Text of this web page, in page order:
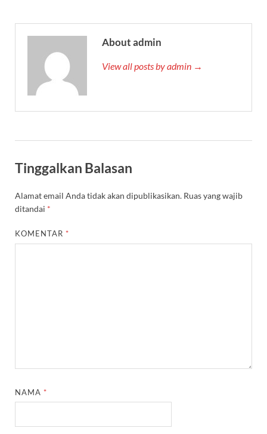
About admin
View all posts by admin →
Tinggalkan Balasan
Alamat email Anda tidak akan dipublikasikan. Ruas yang wajib
ditandai *
KOMENTAR *
NAMA *